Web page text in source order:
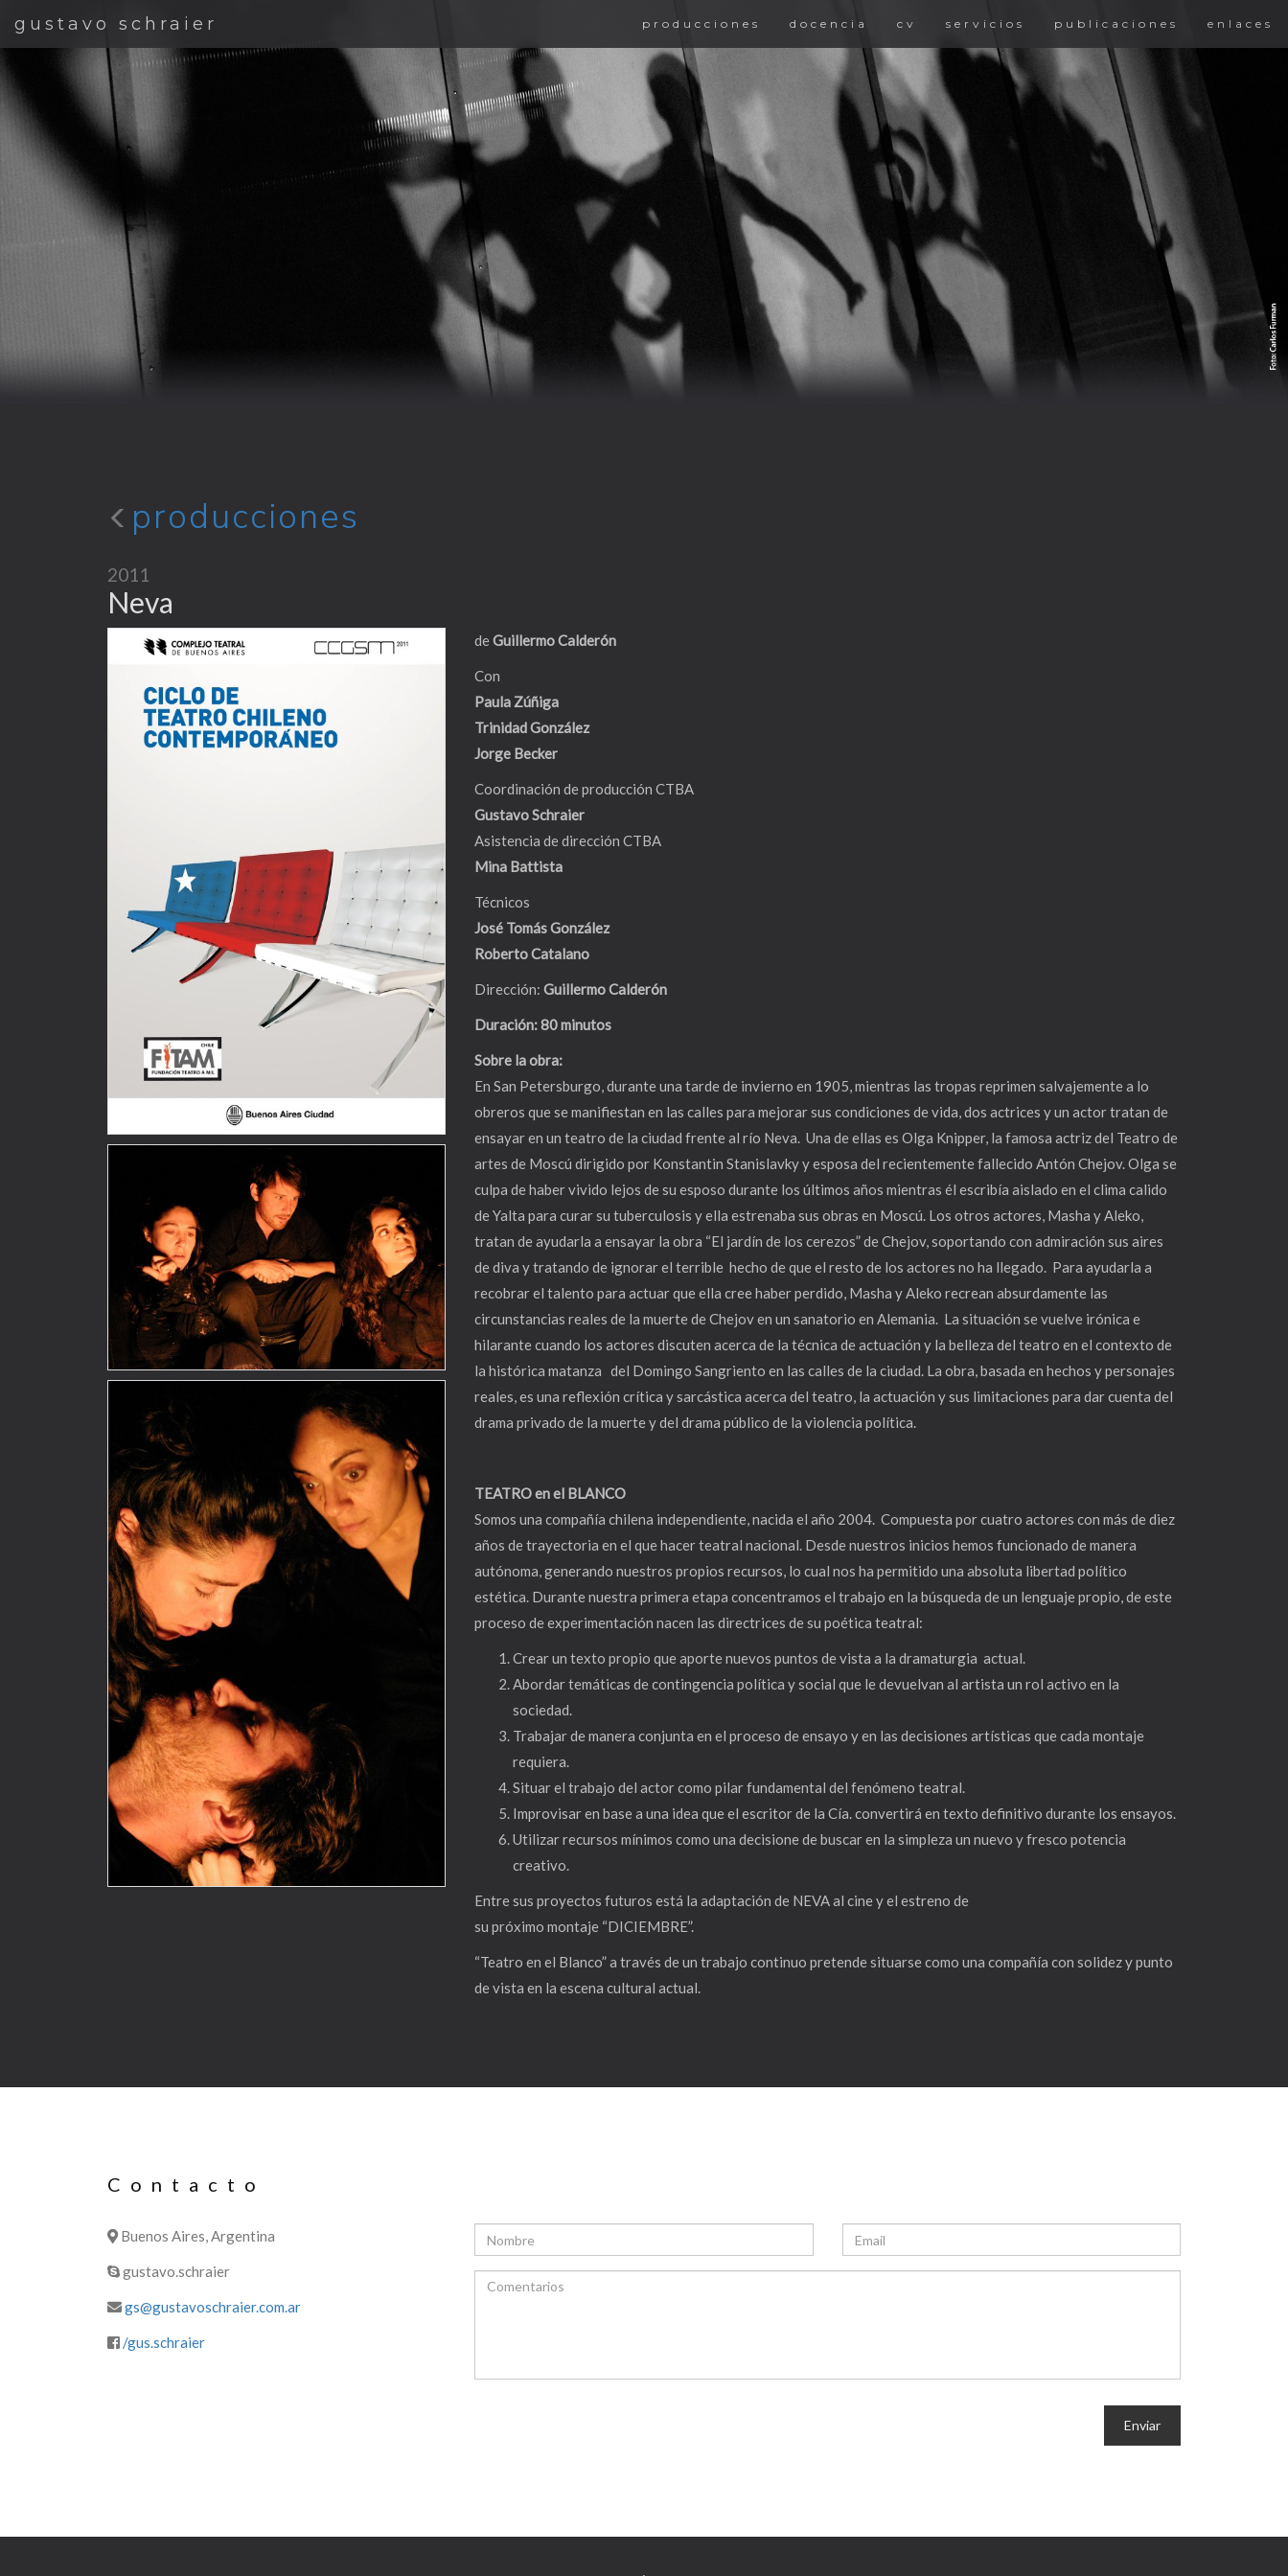
gustavo schraier producciones docencia cv servicios publicaciones enlaces
producciones
2011
Neva
deGuillermo Calderón
Con
Paula Zúñiga
Trinidad González
Jorge Becker
Coordinación de producción CTBA
Gustavo Schraier
Asistencia de dirección CTBA
Mina Battista
Técnicos
José Tomás González
Roberto Catalano
Dirección:Guillermo Calderón
Duración: 80 minutos
Sobre la obra:
En San Petersburgo, durante una tarde de invierno en 1905, mientras las tropas reprimen salvajemente a lo
obreros que se manifiestan en las calles para mejorar sus condiciones de vida, dos actrices y un actor tratan de
ensayar en un teatro de la ciudad frente al río Neva. Una de ellas es Olga Knipper, la famosa actriz del Teatro de
artes de Moscú dirigido por Konstantin Stanislavky y esposa del recientemente fallecido Antón Chejov. Olga se
culpa de haber vivido lejos de su esposo durante los últimos años mientras él escribía aislado en el clima calido
de Yalta para curar su tuberculosis y ella estrenaba sus obras en Moscú. Los otros actores, Masha y Aleko,
tratan de ayudarla a ensayar la obra “El jardín de los cerezos” de Chejov, soportando con admiración sus aires
de diva y tratando de ignorar el terrible hecho de que el resto de los actores no ha llegado. Para ayudarla a
recobrar el talento para actuar que ella cree haber perdido, Masha y Aleko recrean absurdamente las
circunstancias reales de la muerte de Chejov en un sanatorio en Alemania. La situación se vuelve irónica e
hilarante cuando los actores discuten acerca de la técnica de actuación y la belleza del teatro en el contexto de
la histórica matanza del Domingo Sangriento en las calles de la ciudad. La obra, basada en hechos y personajes
reales, es una reflexión crítica y sarcástica acerca del teatro, la actuación y sus limitaciones para dar cuenta del
drama privado de la muerte y del drama público de la violencia política.
TEATRO en el BLANCO
Somos una compañía chilena independiente, nacida el año 2004. Compuesta por cuatro actores con más de diez
años de trayectoria en el que hacer teatral nacional. Desde nuestros inicios hemos funcionado de manera
autónoma, generando nuestros propios recursos, lo cual nos ha permitido una absoluta libertad político
estética. Durante nuestra primera etapa concentramos el trabajo en la búsqueda de un lenguaje propio, de este
proceso de experimentación nacen las directrices de su poética teatral:
Crear un texto propio que aporte nuevos puntos de vista a la dramaturgia actual.
Abordar temáticas de contingencia política y social que le devuelvan al artista un rol activo en la
sociedad.
Trabajar de manera conjunta en el proceso de ensayo y en las decisiones artísticas que cada montaje
requiera.
Situar el trabajo del actor como pilar fundamental del fenómeno teatral.
Improvisar en base a una idea que el escritor de la Cía. convertirá en texto definitivo durante los ensayos.
Utilizar recursos mínimos como una decisione de buscar en la simpleza un nuevo y fresco potencia
creativo.
Entre sus proyectos futuros está la adaptación de NEVA al cine y el estreno de
su próximo montaje “DICIEMBRE”.
“Teatro en el Blanco” a través de un trabajo continuo pretende situarse como una compañía con solidez y punto
de vista en la escena cultural actual.
Contacto
Buenos Aires, Argentina
gustavo.schraier
gs@gustavoschraier.com.ar
/gus.schraier
Enviar